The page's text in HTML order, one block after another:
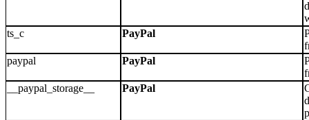
ts_c
PayPal
paypal
PayPal
__paypal_storage__
PayPal